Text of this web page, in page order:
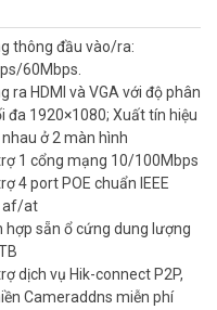
Q1/4P mới nhất, xin vui
hỗ trợ tốt nhất. Tham
nhé!
thông đầu vào/ra:
60Mbps.
ra HDMI và VGA với độ phân
đa 1920×1080; Xuất tín hiệu
ở 2 màn hình
1 cổng mạng 10/100Mbps
4 port POE chuẩn IEEE
af/at
hợp sẵn ổ cứng dung lượng
dịch vụ Hik-connect P2P,
Cameraddns miễn phí